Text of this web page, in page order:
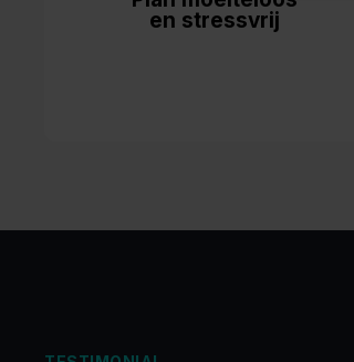
en stressvrij